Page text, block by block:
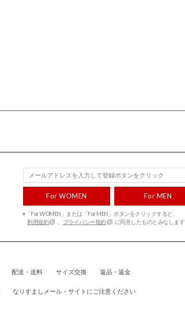
For WOMEN For MEN
※「For WOMEN」または「For MEN」ボタンをクリックすると、
利用規約
プライバシー規約 に同意したものとみなします
配送・送料 サイズ交換 返品・返金
なりすましメール・サイトにご注意ください